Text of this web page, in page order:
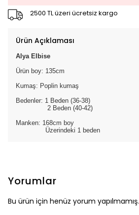
2500 TL üzeri ücretsiz kargo
Ürün Açıklaması
Alya Elbise
Ürün boy: 135cm
Kumaş: Poplin kumaş
Bedenler: 1 Beden (36-38)
2 Beden (40-42)
Manken: 168cm boy
Üzerindeki 1 beden
Yorumlar
Bu ürün için henüz yorum yapılmamış.